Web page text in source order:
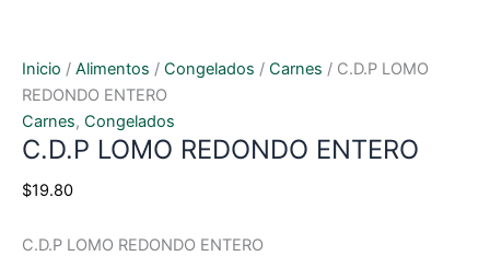
Inicio / Alimentos / Congelados / Carnes / C.D.P LOMO
REDONDO ENTERO
Carnes, Congelados
C.D.P LOMO REDONDO ENTERO
$19.80
C.D.P LOMO REDONDO ENTERO